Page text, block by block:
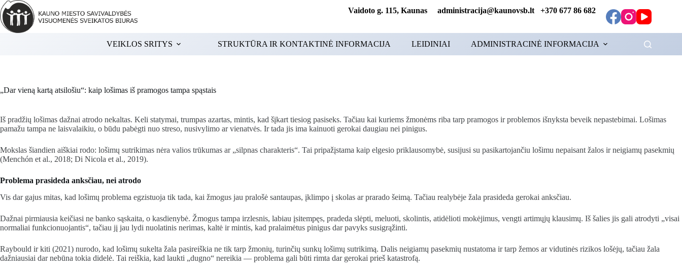
Skip
to
content
Vaidoto g. 115, Kaunas administracija@kaunovsb.lt +370 677 86 682
VEIKLOS SRITYS STRUKTŪRA IR KONTAKTINĖ INFORMACIJA LEIDINIAI ADMINISTRACINĖ INFORMACIJA
„Dar vieną kartą atsilošiu“: kaip lošimas iš pramogos tampa spąstais
Iš pradžių lošimas dažnai atrodo nekaltas. Keli statymai, trumpas azartas, mintis, kad šįkart tiesiog pasiseks. Tačiau kai kuriems žmonėms riba tarp pramogos ir problemos išnyksta beveik nepastebimai. Lošimas
pamažu tampa ne laisvalaikiu, o būdu pabėgti nuo streso, nusivylimo ar vienatvės. Ir tada jis ima kainuoti gerokai daugiau nei pinigus.
Mokslas šiandien aiškiai rodo: lošimų sutrikimas nėra valios trūkumas ar „silpnas charakteris“. Tai pripažįstama kaip elgesio priklausomybė, susijusi su pasikartojančiu lošimu nepaisant žalos ir neigiamų pasekmių
(Menchón et al., 2018; Di Nicola et al., 2019).
Problema prasideda anksčiau, nei atrodo
Vis dar gajus mitas, kad lošimų problema egzistuoja tik tada, kai žmogus jau pralošė santaupas, įklimpo į skolas ar prarado šeimą. Tačiau realybėje žala prasideda gerokai anksčiau.
Dažnai pirmiausia keičiasi ne banko sąskaita, o kasdienybė. Žmogus tampa irzlesnis, labiau įsitempęs, pradeda slėpti, meluoti, skolintis, atidėlioti mokėjimus, vengti artimųjų klausimų. Iš šalies jis gali atrodyti „visai
normaliai funkcionuojantis“, tačiau jį jau lydi nuolatinis nerimas, kaltė ir mintis, kad pralaimėtus pinigus dar pavyks susigrąžinti.
Raybould ir kiti (2021) nurodo, kad lošimų sukelta žala pasireiškia ne tik tarp žmonių, turinčių sunkų lošimų sutrikimą. Dalis neigiamų pasekmių nustatoma ir tarp žemos ar vidutinės rizikos lošėjų, tačiau žala
dažniausiai dar nebūna tokia didelė. Tai reiškia, kad laukti „dugno“ nereikia — problema gali būti rimta dar gerokai prieš katastrofą.